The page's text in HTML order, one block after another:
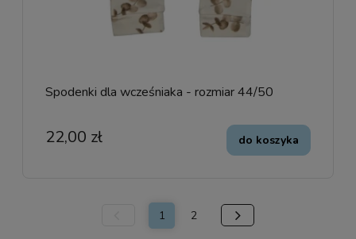
Spodenki dla wcześniaka - rozmiar 44/50
22,00 zł do koszyka
1 2